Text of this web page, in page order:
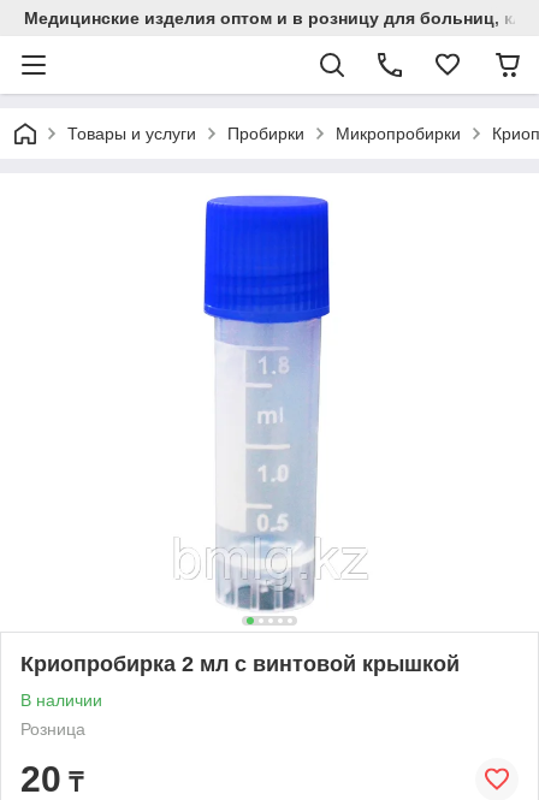
Медицинские изделия оптом и в розницу для больниц,
Товары и услуги Пробирки Микропробирки
Криопробирка 2 мл с винтовой крышкой
В наличии
Розница
20 ₸